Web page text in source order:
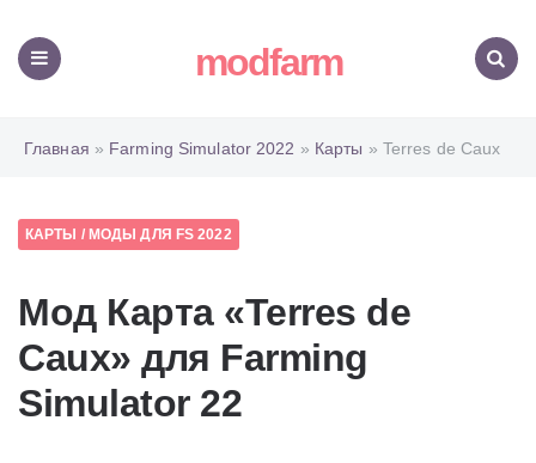
modfarm
Главная » Farming Simulator 2022 » Карты » Terres de Caux
КАРТЫ / МОДЫ ДЛЯ FS 2022
Мод Карта «Terres de
Caux» для Farming
Simulator 22